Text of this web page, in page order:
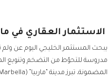
الاستثمار العقاري في
يبحث المستثمر الخليجي اليوم عن ولم
مدروسة للتحوّط من التضخم وتنويع